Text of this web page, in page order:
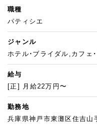
職種
パティシエ
ジャンル
ホテル・ブライダル,カフェ
給与
[正] 月給22万円〜
勤務地
兵庫県神戸市東灘区住吉山